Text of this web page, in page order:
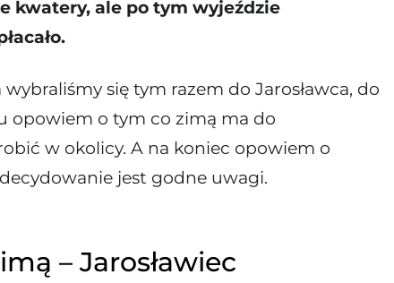
kwatery, ale po tym wyjeździe
się tym razem do Jarosławca, do
opowiem o tym co zimą ma do
w okolicy. A na koniec opowiem o
jest godne uwagi.
– Jarosławiec